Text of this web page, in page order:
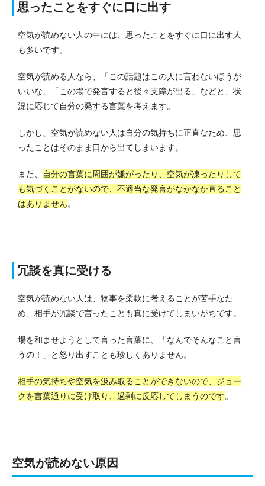
思ったことをすぐに口に出す
空気が読めない人の中には、思ったことをすぐに口に出す人
も多いです。
空気が読める人なら、「この話題はこの人に言わないほうが
いいな」「この場で発言すると後々支障が出る」などと、状
況に応じて自分の発する言葉を考えます。
しかし、空気が読めない人は自分の気持ちに正直なため、思
ったことはそのまま口から出てしまいます。
また、
自分の言葉に周囲が嫌がったり、空気が凍ったりして
も気づくことがないので、不適当な発言がなかなか直ること
はありません。
冗談を真に受ける
空気が読めない人は、物事を柔軟に考えることが苦手なた
め、相手が冗談で言ったことも真に受けてしまいがちです。
場を和ませようとして言った言葉に、「なんでそんなこと言
うの！」と怒り出すことも珍しくありません。
相手の気持ちや空気を汲み取ることができないので、ジョー
クを言葉通りに受け取り、過剰に反応してしまうのです。
空気が読めない原因